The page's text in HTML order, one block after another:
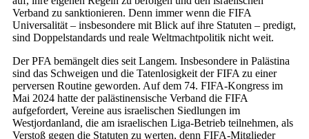
Verband zu sanktionieren. Denn immer wenn die FIFA
Universalität – insbesondere mit Blick auf ihre Statuten – predigt,
sind Doppelstandards und reale Weltmachtpolitik nicht weit.
Der PFA bemängelt dies seit Langem. Insbesondere in Palästina
sind das Schweigen und die Tatenlosigkeit der FIFA zu einer
perversen Routine geworden. Auf dem 74. FIFA-Kongress im
Mai 2024 hatte der palästinensische Verband die FIFA
aufgefordert, Vereine aus israelischen Siedlungen im
Westjordanland, die am israelischen Liga-Betrieb teilnehmen, als
Verstoß gegen die Statuten zu werten, denn FIFA-Mitglieder